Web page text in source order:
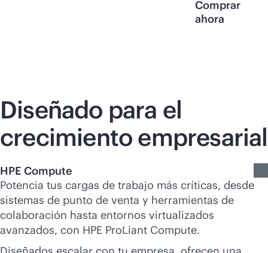
Comprar
ahora
Diseñado para el
crecimiento empresarial
HPE Compute
Potencia tus cargas de trabajo más críticas, desde
sistemas de punto de venta y herramientas de
colaboración hasta entornos virtualizados
avanzados, con HPE ProLiant Compute.